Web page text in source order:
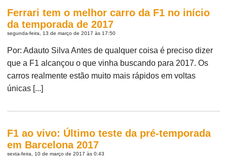
Ferrari tem o melhor carro da F1 no início
da temporada de 2017
segunda-feira, 13 de março de 2017 às 17:50
Por: Adauto Silva Antes de qualquer coisa é preciso dizer
que a F1 alcançou o que vinha buscando para 2017. Os
carros realmente estão muito mais rápidos em voltas
únicas [...]
F1 ao vivo: Último teste da pré-temporada
em Barcelona 2017
sexta-feira, 10 de março de 2017 às 0:43